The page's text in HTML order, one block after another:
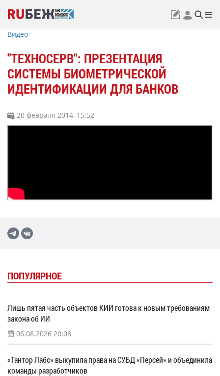
Видео
"ТЕХНОСЕРВ": ПРЕЗЕНТАЦИЯ
СИСТЕМЫ БИОМЕТРИЧЕСКОЙ
ИДЕНТИФИКАЦИИ ДЛЯ БАНКОВ
20 февраля 2014, 15:52
ПОПУЛЯРНОЕ
Лишь пятая часть объектов КИИ готова к новым требованиям
закона об ИИ
06.08.2026 20:08
«Тантор Лабс» выкупила права на СУБД «Персей» и объединила
команды разработчиков